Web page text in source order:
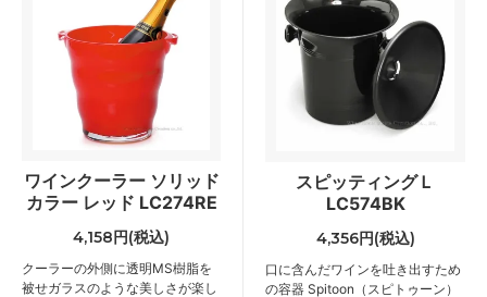
ワインクーラー ソリッド
カラー レッド LC274RE
4,158円(税込)
クーラーの外側に透明MS樹脂を
被せガラスのような美しさが楽し
スピッティングＬ
LC574BK
4,356円(税込)
口に含んだワインを吐き出すため
の容器 Spitoon（スピトゥーン）